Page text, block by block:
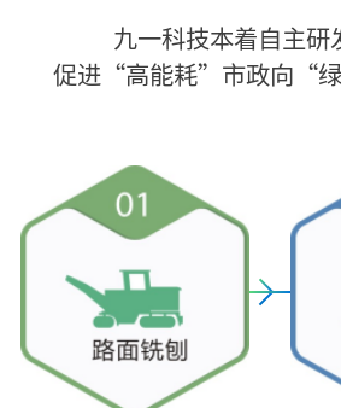
九一科技本着自主研
促进“高能耗”市政向“